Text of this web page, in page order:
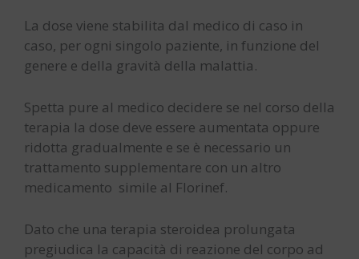
La dose viene stabilita dal medico di caso in
caso, per ogni singolo paziente, in funzione del
genere e della gravità della malattia.
Spetta pure al medico decidere se nel corso della
terapia la dose deve essere aumentata oppure
ridotta gradualmente e se è necessario un
trattamento supplementare con un altro
medicamento simile al Florinef.
Dato che una terapia steroidea prolungata
pregiudica la capacità di reazione del corpo ad